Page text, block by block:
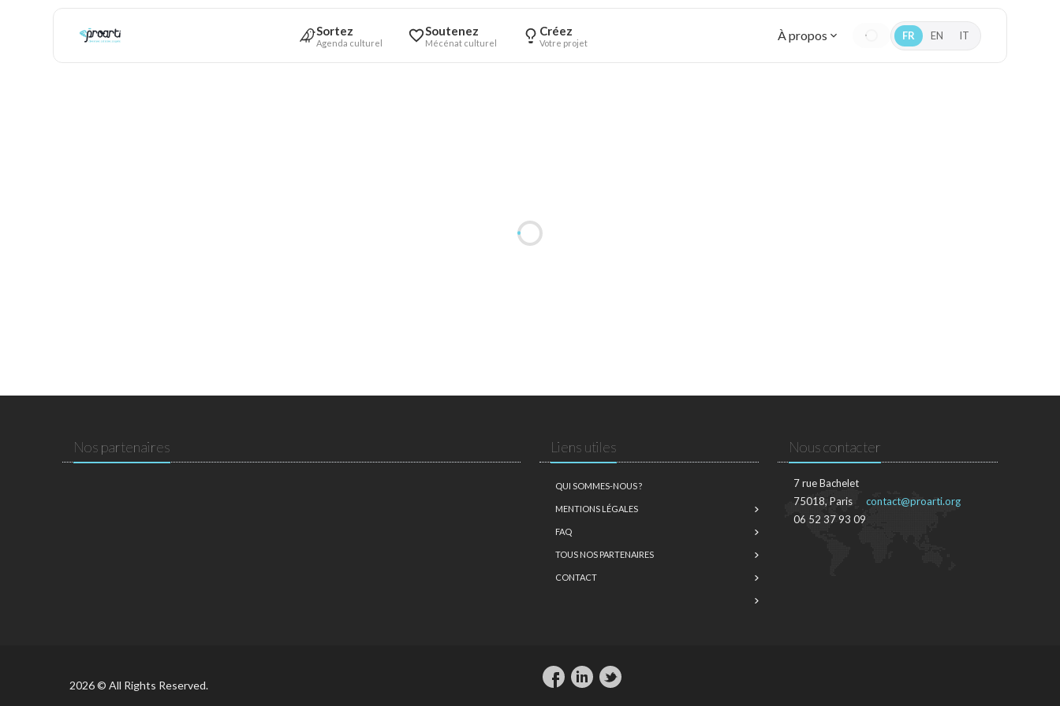
Sortez
Agenda culturel
Soutenez
Mécénat culturel
Créez
Votre projet À propos FR EN IT
Nos partenaires Liens utiles
QUI SOMMES-NOUS ?
MENTIONS LÉGALES
FAQ
TOUS NOS PARTENAIRES
CONTACT
Nous contacter
7 rue Bachelet
75018, Paris
06 52 37 93 09
contact@proarti.org
2026 © All Rights Reserved.